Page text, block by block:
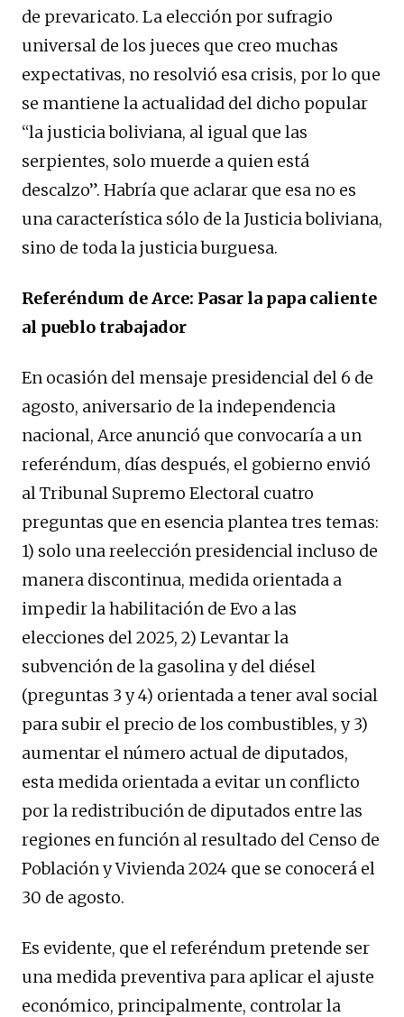
de prevaricato. La elección por sufragio
universal de los jueces que creo muchas
expectativas, no resolvió esa crisis, por lo que
se mantiene la actualidad del dicho popular
“la justicia boliviana, al igual que las
serpientes, solo muerde a quien está
descalzo”. Habría que aclarar que esa no es
una característica sólo de la Justicia boliviana,
sino de toda la justicia burguesa.
Referéndum de Arce: Pasar la papa caliente
al pueblo trabajador
En ocasión del mensaje presidencial del 6 de
agosto, aniversario de la independencia
nacional, Arce anunció que convocaría a un
referéndum, días después, el gobierno envió
al Tribunal Supremo Electoral cuatro
preguntas que en esencia plantea tres temas:
1) solo una reelección presidencial incluso de
manera discontinua, medida orientada a
impedir la habilitación de Evo a las
elecciones del 2025, 2) Levantar la
subvención de la gasolina y del diésel
(preguntas 3 y 4) orientada a tener aval social
para subir el precio de los combustibles, y 3)
aumentar el número actual de diputados,
esta medida orientada a evitar un conflicto
por la redistribución de diputados entre las
regiones en función al resultado del Censo de
Población y Vivienda 2024 que se conocerá el
30 de agosto.
Es evidente, que el referéndum pretende ser
una medida preventiva para aplicar el ajuste
económico, principalmente, controlar la